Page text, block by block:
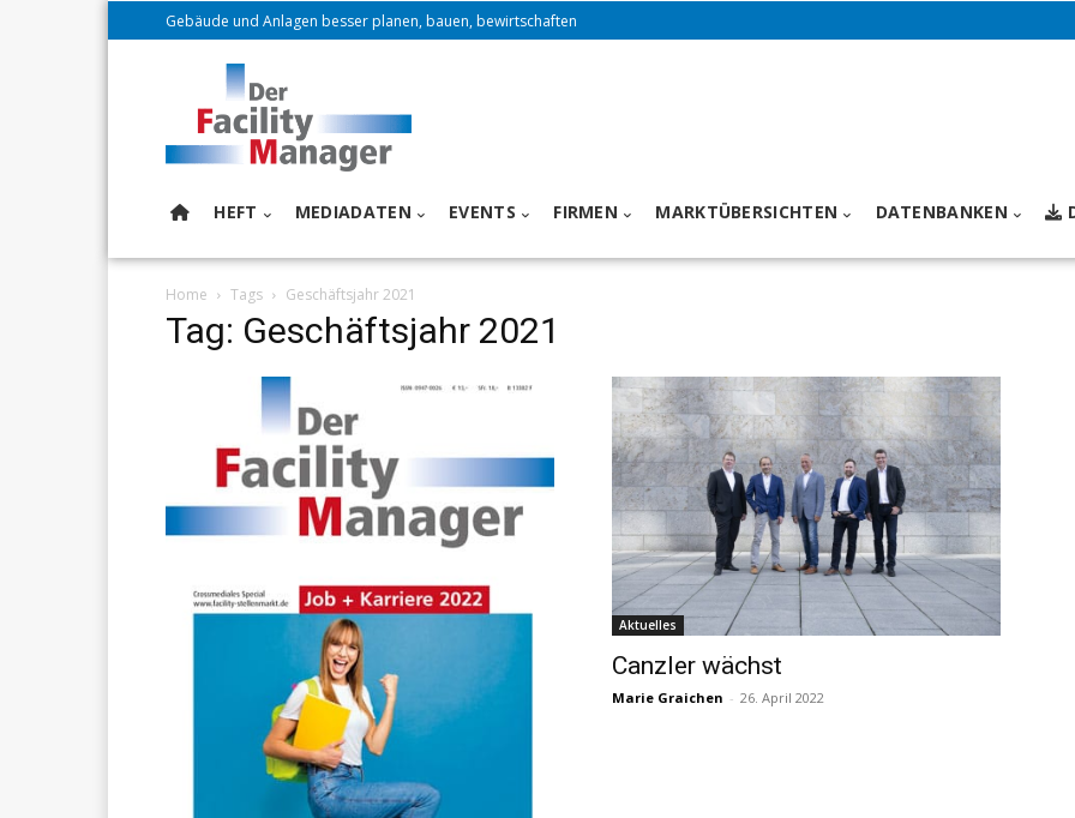
Gebäude und Anlagen besser planen, bauen, bewirtschaften
HEFT MEDIADATEN EVENTS FIRMEN MARKTÜBERSICHTEN DATENBANKEN
Home Tags Geschäftsjahr 2021
Tag: Geschäftsjahr 2021
Aktuelles
Canzler wächst
Marie Graichen - 26. April 2022